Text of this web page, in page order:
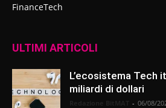
FinanceTech
ULTIMI ARTICOLI
L’ecosistema Tech
miliardi di dollari
- 06/08/